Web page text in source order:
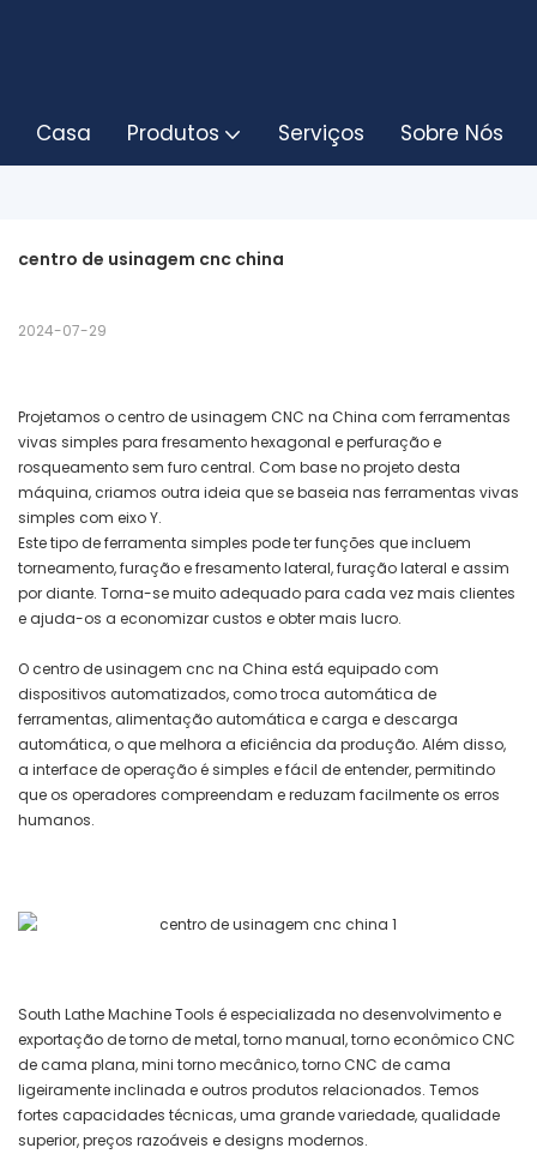
Casa Produtos Serviços Sobre Nós
centro de usinagem cnc china
2024-07-29
Projetamos o centro de usinagem CNC na China com ferramentas
vivas simples para fresamento hexagonal e perfuração e
rosqueamento sem furo central. Com base no projeto desta
máquina, criamos outra ideia que se baseia nas ferramentas vivas
simples com eixo Y.
Este tipo de ferramenta simples pode ter funções que incluem
torneamento, furação e fresamento lateral, furação lateral e assim
por diante. Torna-se muito adequado para cada vez mais clientes
e ajuda-os a economizar custos e obter mais lucro.
O centro de usinagem cnc na China está equipado com
dispositivos automatizados, como troca automática de
ferramentas, alimentação automática e carga e descarga
automática, o que melhora a eficiência da produção. Além disso,
a interface de operação é simples e fácil de entender, permitindo
que os operadores compreendam e reduzam facilmente os erros
humanos.
South Lathe Machine Tools é especializada no desenvolvimento e
exportação de torno de metal, torno manual, torno econômico CNC
de cama plana, mini torno mecânico, torno CNC de cama
ligeiramente inclinada e outros produtos relacionados. Temos
fortes capacidades técnicas, uma grande variedade, qualidade
superior, preços razoáveis ​​e designs modernos.